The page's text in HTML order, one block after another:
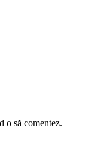
o să comentez.